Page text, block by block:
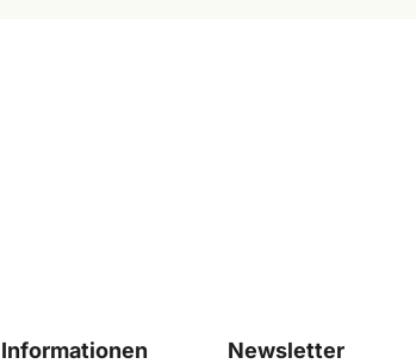
Informationen Newsletter